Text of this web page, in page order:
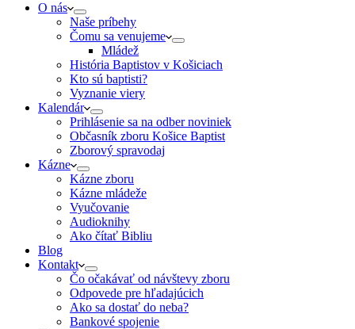
O nás
Naše príbehy
Čomu sa venujeme
Mládež
História Baptistov v Košiciach
Kto sú baptisti?
Vyznanie viery
Kalendár
Prihlásenie sa na odber noviniek
Občasník zboru Košice Baptist
Zborový spravodaj
Kázne
Kázne zboru
Kázne mládeže
Vyučovanie
Audioknihy
Ako čítať Bibliu
Blog
Kontakt
Čo očakávať od návštevy zboru
Odpovede pre hľadajúcich
Ako sa dostať do neba?
Bankové spojenie